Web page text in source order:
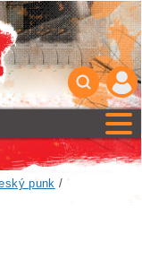
punk /